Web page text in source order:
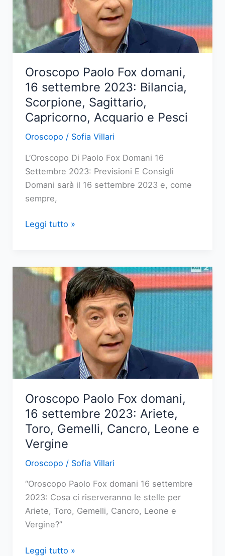
Toro,
Gemelli,
Cancro,
Leone
Vergine
Oroscopo Paolo Fox domani,
16 settembre 2023: Bilancia,
Scorpione, Sagittario,
Capricorno, Acquario e Pesci
Oroscopo / Sofia Villari
L’Oroscopo Di Paolo Fox Domani 16
Settembre 2023: Previsioni E Consigli
Domani sarà il 16 settembre 2023 e, come
sempre,
Oroscopo
domani,
16
settembre
Scorpione,
Sagittario,
Capricorno,
Acquario
Pesci
Leggi tutto »
Oroscopo Paolo Fox domani,
16 settembre 2023: Ariete,
Toro, Gemelli, Cancro, Leone e
Vergine
Oroscopo / Sofia Villari
“Oroscopo Paolo Fox domani 16 settembre
2023: Cosa ci riserveranno le stelle per
Ariete, Toro, Gemelli, Cancro, Leone e
Vergine?”
Oroscopo
Leggi tutto »